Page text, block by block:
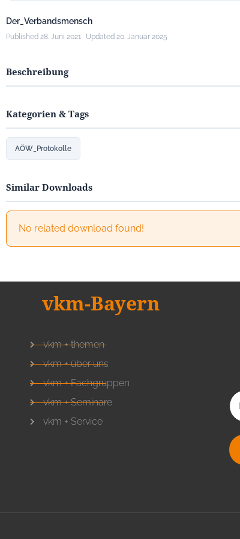
Der_Verbandsmensch
Published 28. Juni 2021 · Updated 20. Januar 2025
Beschreibung
Kategorien & Tags
AÖW_Protokolle
Similar Downloads
No related download found!
vkm-Bayern
vkm + themen
vkm + über uns
vkm + Fachgruppen
vkm + Seminare
vkm + Service